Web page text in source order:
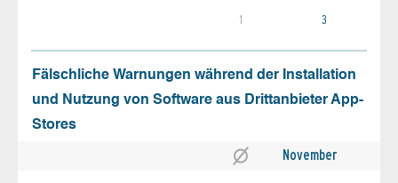
1 3
Fälschliche Warnungen während der Installation
und Nutzung von Software aus Drittanbieter App-
Stores
November